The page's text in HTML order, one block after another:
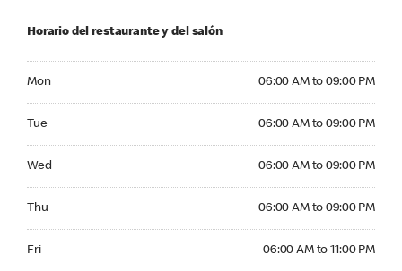
Horario del restaurante y del salón
Mon 06:00 AM to 09:00 PM
Tue 06:00 AM to 09:00 PM
Wed 06:00 AM to 09:00 PM
Thu 06:00 AM to 09:00 PM
Fri 06:00 AM to 11:00 PM